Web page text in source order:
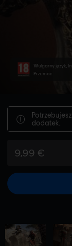
Wulgarny język,
Przemoc
Potrzebujesz
dodatek.
9,99 €